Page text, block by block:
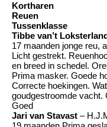
Kortharen
Reuen
Tussenklasse
Tibbe van’t
17 maanden jonge reu,
Licht gestrekt.
en breed in schedel.
Prima masker. Goede
Correcte hoekingen.
goudgestroomde vacht.
Goed
Jari van Stavast –